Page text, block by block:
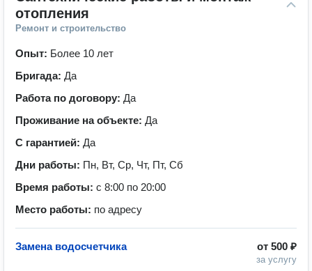
отопления
Ремонт и строительство
Опыт: Более 10 лет
Бригада: Да
Работа по договору: Да
Проживание на объекте: Да
С гарантией: Да
Дни работы: Пн, Вт, Ср, Чт, Пт, Сб
Время работы: с 8:00 по 20:00
Место работы: по адресу
от 500 ₽
за услугу
Замена водосчетчика